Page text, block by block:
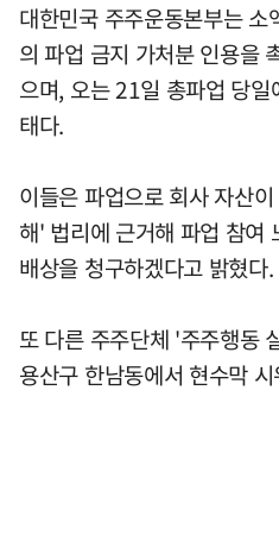
대한민국 주주운동본부는 소
의 파업 금지 가처분 인용을
으며, 오는 21일 총파업 당
태다.
이들은 파업으로 회사 자산
해' 법리에 근거해 파업 참여
배상을 청구하겠다고 밝혔다.
또 다른 주주단체 '주주행동
용산구 한남동에서 현수막